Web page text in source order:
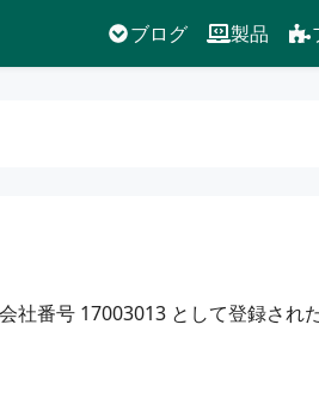
ブログ 製品
社番号 17003013 として登録され